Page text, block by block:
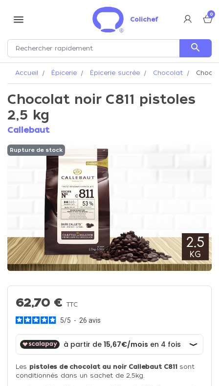
menu Colichef
0
search
Accueil Épicerie Épicerie sucrée Chocolat
Chocolat noir C811 pistoles
2,5 kg
Callebaut
Rupture de stock
62,70 €TTC
5/5 - 26 avis
Les pistoles de chocolat au noir Callebaut C811 sont
conditionnés dans un sachet de 2,5kg.